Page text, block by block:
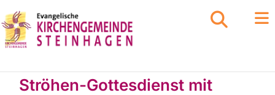
Ströhen-Gottesdienst mit